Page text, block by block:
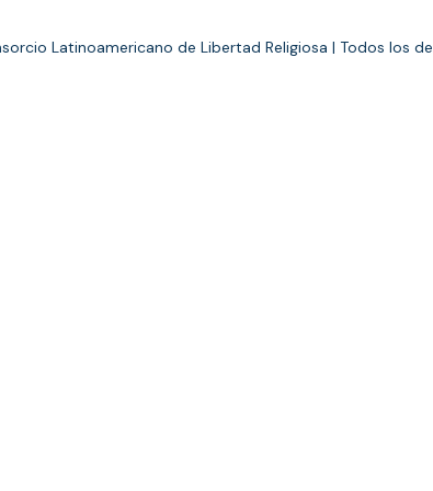
Latinoamericano de Libertad Religiosa | Todos los